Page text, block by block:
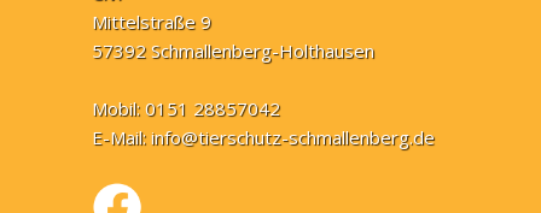
Mittelstraße 9
57392 Schmallenberg-Holthausen
Mobil: 0151 28857042
E-Mail:info@tierschutz-schmallenberg.de